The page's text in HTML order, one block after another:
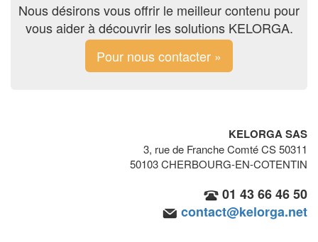
Nous désirons vous offrir le meilleur contenu pour
vous aider à découvrir les solutions KELORGA.
Pour nous contacter »
KELORGA SAS
3, rue de Franche Comté CS 50311
50103 CHERBOURG-EN-COTENTIN
01 43 66 46 50
contact@kelorga.net